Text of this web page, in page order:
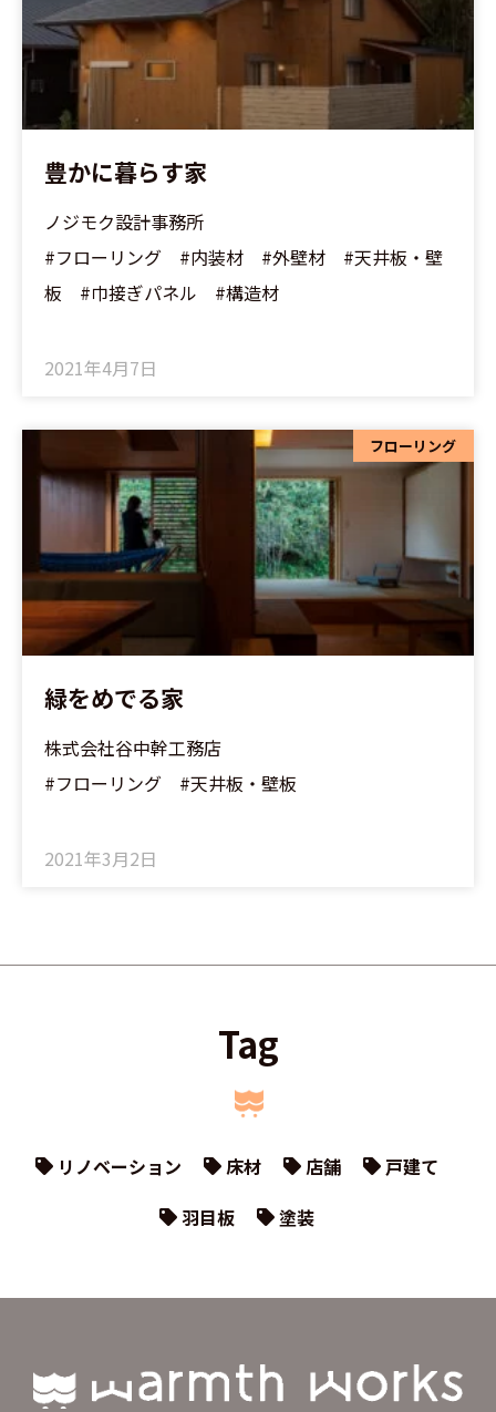
豊かに暮らす家
ノジモク設計事務所
#フローリング #内装材 #外壁材 #天井板・壁
板 #巾接ぎパネル #構造材
2021年4月7日
フローリング
緑をめでる家
株式会社谷中幹工務店
#フローリング #天井板・壁板
2021年3月2日
Tag
リノベーション 床材 店舗
戸建て
羽目板
塗装